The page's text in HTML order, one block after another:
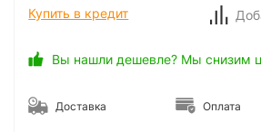
Купить в кредит
Вы нашли дешевле? Мы снизим
Доставка Оплата